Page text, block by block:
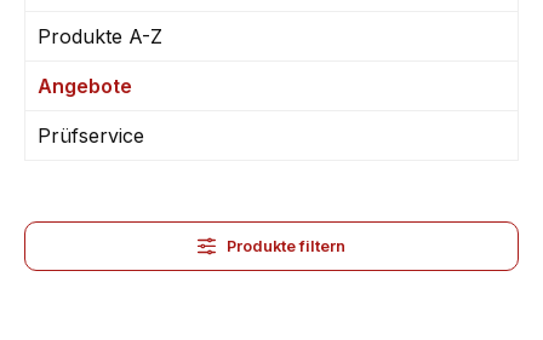
Produkte A-Z
Angebote
Prüfservice
Produkte filtern